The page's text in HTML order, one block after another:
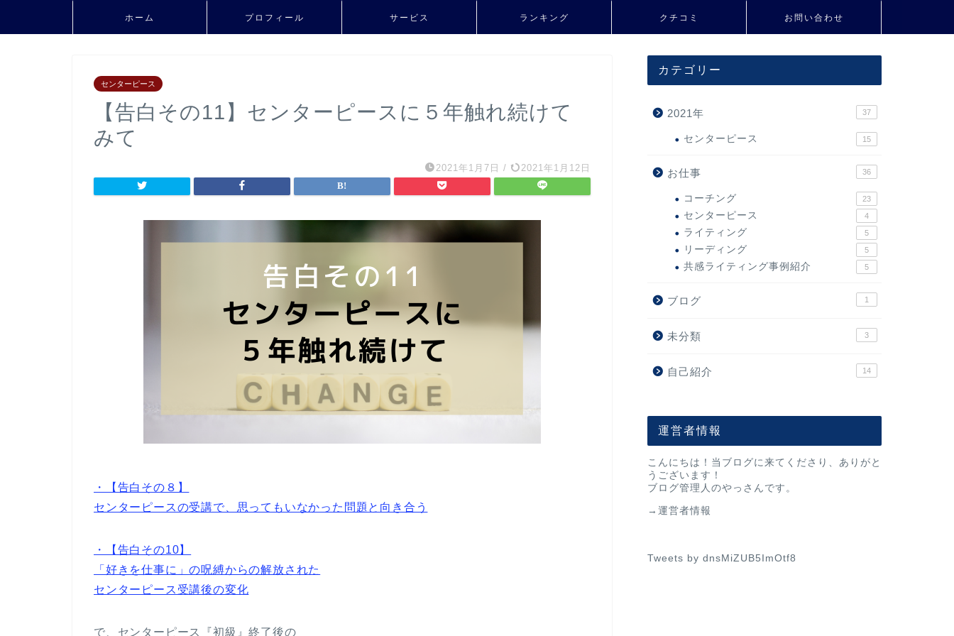
ホーム プロフィール サービス ランキング クチコミ お問い合わせ
センターピース
【告白その11】センターピースに５年触れ続けて
みて
2021年1月7日 / 2021年1月12日
・【告白その８】
センターピースの受講で、思ってもいなかった問題と向き合う
・【告白その10】
「好きを仕事に」の呪縛からの解放された
センターピース受講後の変化
で、センターピース『初級』終了後の
カテゴリー
2021年 37
センターピース 15
お仕事 36
コーチング 23
センターピース 4
ライティング 5
リーディング 5
共感ライティング事例紹介 5
ブログ 1
未分類 3
自己紹介 14
運営者情報
こんにちは！当ブログに来てくださり、ありがと
うございます！
ブログ管理人のやっさんです。
→運営者情報
Tweets by dnsMiZUB5ImOtf8